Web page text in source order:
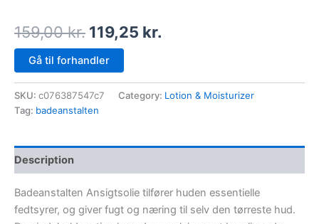
159,00kr. 119,25 kr.
Gå til forhandler
SKU: c076387547c7 Category: Lotion & Moisturizer
Tag: badeanstalten
Description
Badeanstalten Ansigtsolie tilfører huden essentielle
fedtsyrer, og giver fugt og næring til selv den tørreste hud.